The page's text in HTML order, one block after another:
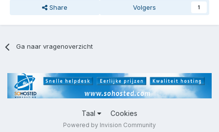
Share Volgers 1
Ga naar vragenoverzicht
Taal Cookies
Powered by Invision Community